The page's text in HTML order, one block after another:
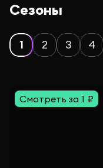
Сезоны
1 2 3 4
Смотреть за 1 ₽